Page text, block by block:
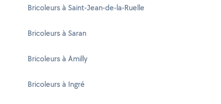
Bricoleurs à Saint-Jean-de-la-Ruelle
Bricoleurs à Saran
Bricoleurs à Amilly
Bricoleurs à Ingré